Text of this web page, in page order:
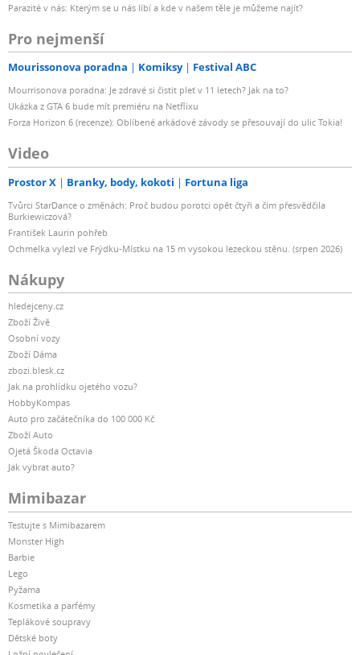
Parazité v nás: Kterým se u nás líbí a kde v našem těle je můžeme najít?
Pro nejmenší
Mourissonova poradna Komiksy Festival ABC
Mourrisonova poradna: Je zdravé si čistit pleť v 11 letech? Jak na to?
Ukázka z GTA 6 bude mít premiéru na Netflixu
Forza Horizon 6 (recenze): Oblíbené arkádové závody se přesouvají do ulic Tokia!
Video
Prostor X Branky, body, kokoti Fortuna liga
Tvůrci StarDance o změnách: Proč budou porotci opět čtyři a čím přesvědčila
Burkiewiczová?
František Laurin pohřeb
Ochmelka vylezl ve Frýdku-Místku na 15 m vysokou lezeckou stěnu. (srpen 2026)
Nákupy
hledejceny.cz
Zboží Živě
Osobní vozy
Zboží Dáma
zbozi.blesk.cz
Jak na prohlídku ojetého vozu?
HobbyKompas
Auto pro začátečníka do 100 000 Kč
Zboží Auto
Ojetá Škoda Octavia
Jak vybrat auto?
Mimibazar
Testujte s Mimibazarem
Monster High
Barbie
Lego
Pyžama
Kosmetika a parfémy
Teplákové soupravy
Dětské boty